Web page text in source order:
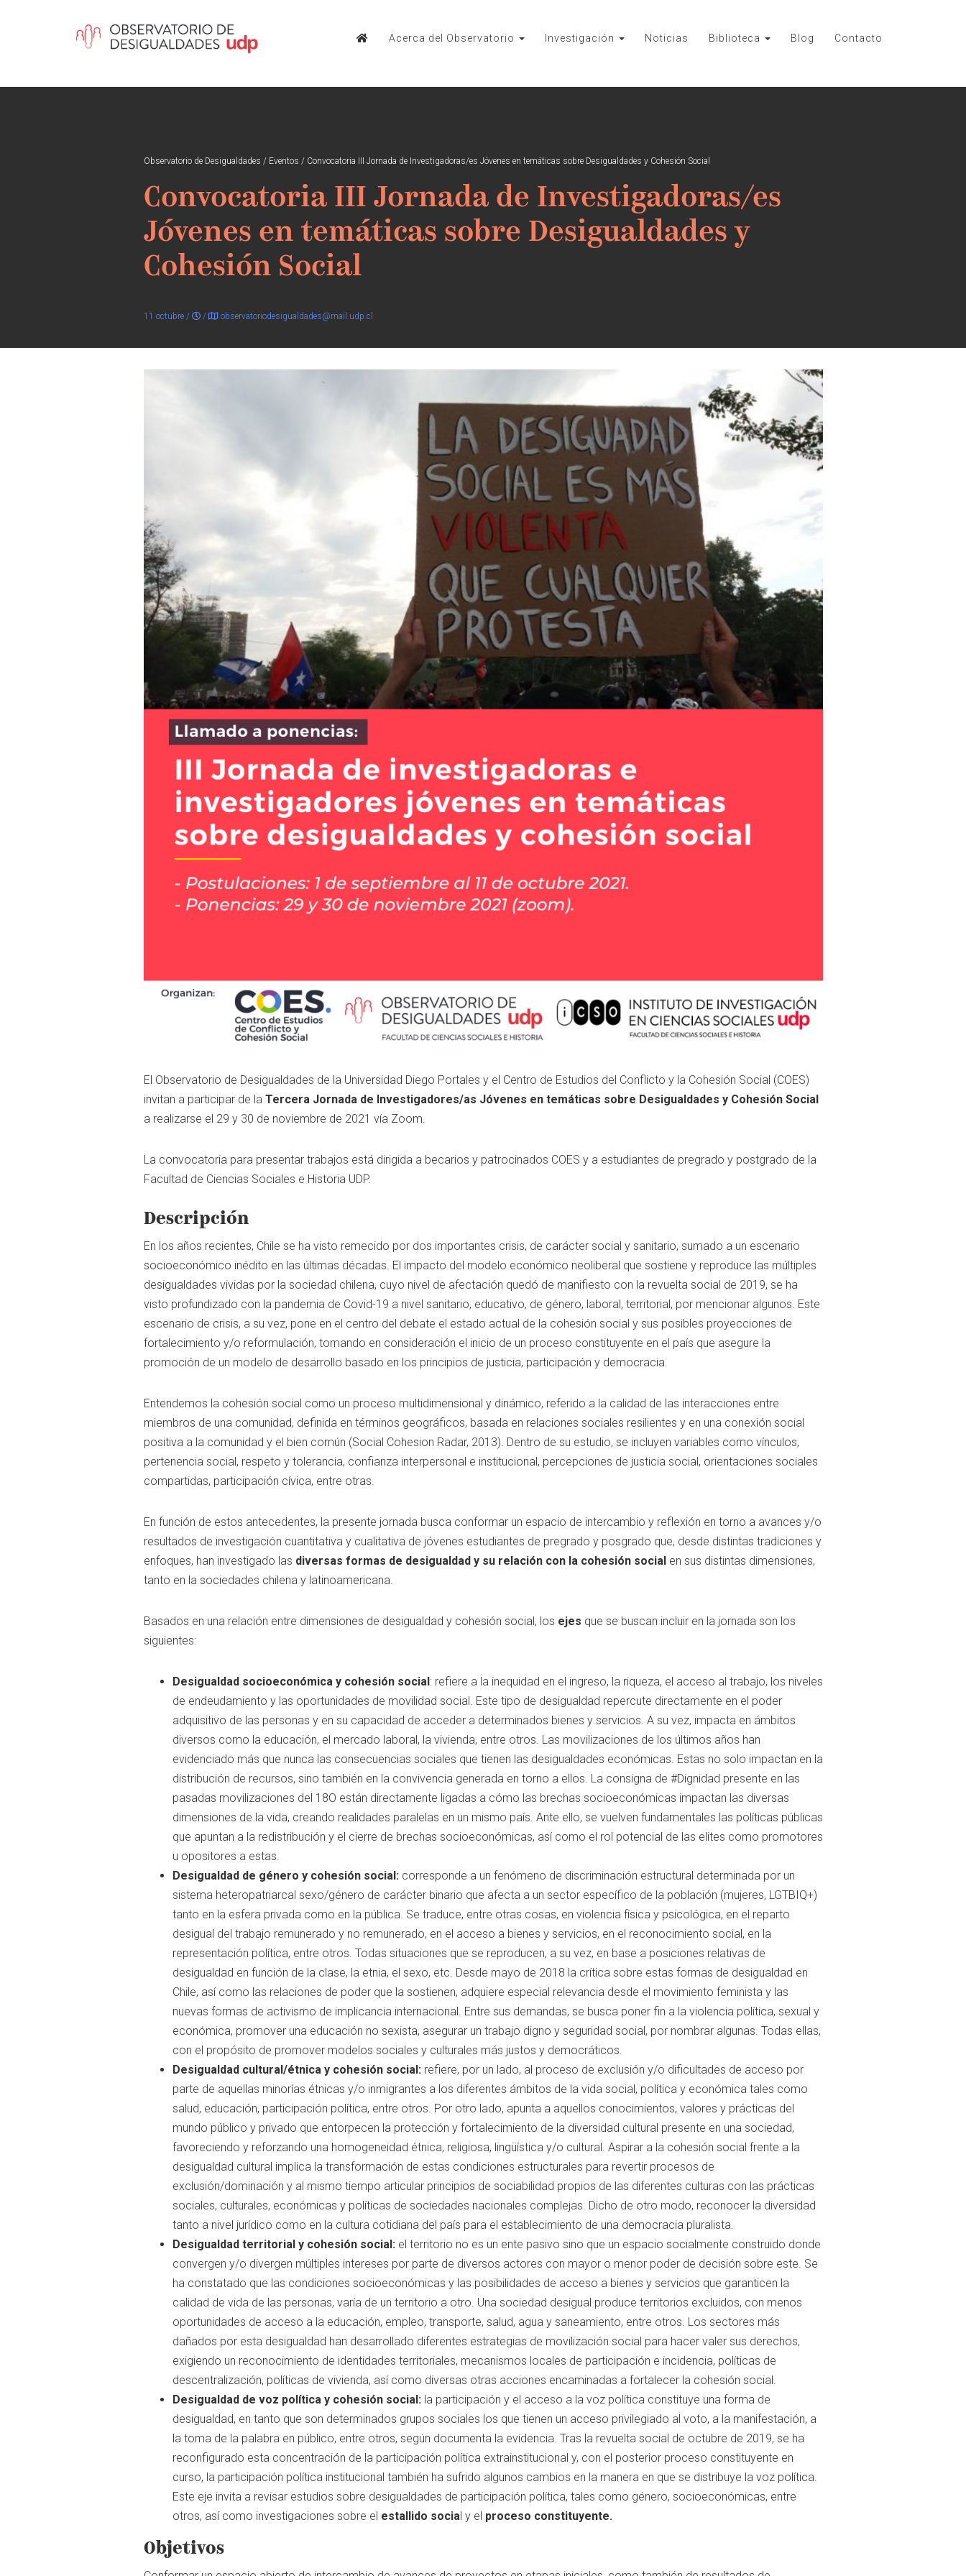
Acerca del Observatorio Investigación Noticias Biblioteca Blog Contacto
Observatorio de Desigualdades / Eventos / Convocatoria III Jornada de Investigadoras/es Jóvenes en temáticas sobre Desigualdades y Cohesión Social
Convocatoria III Jornada de Investigadoras/es
Jóvenes en temáticas sobre Desigualdades y
Cohesión Social
11 octubre / / observatoriodesigualdades@mail.udp.cl
El Observatorio de Desigualdades de la Universidad Diego Portales y el Centro de Estudios del Conflicto y la Cohesión Social (COES)
invitan a participar de la Tercera Jornada de Investigadores/as Jóvenes en temáticas sobre Desigualdades y Cohesión Social
a realizarse el 29 y 30 de noviembre de 2021 vía Zoom.
La convocatoria para presentar trabajos está dirigida a becarios y patrocinados COES y a estudiantes de pregrado y postgrado de la
Facultad de Ciencias Sociales e Historia UDP.
Descripción
En los años recientes, Chile se ha visto remecido por dos importantes crisis, de carácter social y sanitario, sumado a un escenario
socioeconómico inédito en las últimas décadas. El impacto del modelo económico neoliberal que sostiene y reproduce las múltiples
desigualdades vividas por la sociedad chilena, cuyo nivel de afectación quedó de manifiesto con la revuelta social de 2019, se ha
visto profundizado con la pandemia de Covid-19 a nivel sanitario, educativo, de género, laboral, territorial, por mencionar algunos. Este
escenario de crisis, a su vez, pone en el centro del debate el estado actual de la cohesión social y sus posibles proyecciones de
fortalecimiento y/o reformulación, tomando en consideración el inicio de un proceso constituyente en el país que asegure la
promoción de un modelo de desarrollo basado en los principios de justicia, participación y democracia.
Entendemos la cohesión social como un proceso multidimensional y dinámico, referido a la calidad de las interacciones entre
miembros de una comunidad, definida en términos geográficos, basada en relaciones sociales resilientes y en una conexión social
positiva a la comunidad y el bien común (Social Cohesion Radar, 2013). Dentro de su estudio, se incluyen variables como vínculos,
pertenencia social, respeto y tolerancia, confianza interpersonal e institucional, percepciones de justicia social, orientaciones sociales
compartidas, participación cívica, entre otras.
En función de estos antecedentes, la presente jornada busca conformar un espacio de intercambio y reflexión en torno a avances y/o
resultados de investigación cuantitativa y cualitativa de jóvenes estudiantes de pregrado y posgrado que, desde distintas tradiciones y
enfoques, han investigado las diversas formas de desigualdad y su relación con la cohesión social en sus distintas dimensiones,
tanto en la sociedades chilena y latinoamericana.
Basados en una relación entre dimensiones de desigualdad y cohesión social, los ejes que se buscan incluir en la jornada son los
siguientes:
Desigualdad socioeconómica y cohesión social: refiere a la inequidad en el ingreso, la riqueza, el acceso al trabajo, los niveles
de endeudamiento y las oportunidades de movilidad social. Este tipo de desigualdad repercute directamente en el poder
adquisitivo de las personas y en su capacidad de acceder a determinados bienes y servicios. A su vez, impacta en ámbitos
diversos como la educación, el mercado laboral, la vivienda, entre otros. Las movilizaciones de los últimos años han
evidenciado más que nunca las consecuencias sociales que tienen las desigualdades económicas. Estas no solo impactan en la
distribución de recursos, sino también en la convivencia generada en torno a ellos. La consigna de #Dignidad presente en las
pasadas movilizaciones del 18O están directamente ligadas a cómo las brechas socioeconómicas impactan las diversas
dimensiones de la vida, creando realidades paralelas en un mismo país. Ante ello, se vuelven fundamentales las políticas públicas
que apuntan a la redistribución y el cierre de brechas socioeconómicas, así como el rol potencial de las elites como promotores
u opositores a estas.
Desigualdad de género y cohesión social:corresponde a un fenómeno de discriminación estructural determinada por un
sistema heteropatriarcal sexo/género de carácter binario que afecta a un sector específico de la población (mujeres, LGTBIQ+)
tanto en la esfera privada como en la pública. Se traduce, entre otras cosas, en violencia física y psicológica, en el reparto
desigual del trabajo remunerado y no remunerado, en el acceso a bienes y servicios, en el reconocimiento social, en la
representación política, entre otros. Todas situaciones que se reproducen, a su vez, en base a posiciones relativas de
desigualdad en función de la clase, la etnia, el sexo, etc. Desde mayo de 2018 la crítica sobre estas formas de desigualdad en
Chile, así como las relaciones de poder que la sostienen, adquiere especial relevancia desde el movimiento feminista y las
nuevas formas de activismo de implicancia internacional. Entre sus demandas, se busca poner fin a la violencia política, sexual y
económica, promover una educación no sexista, asegurar un trabajo digno y seguridad social, por nombrar algunas. Todas ellas,
con el propósito de promover modelos sociales y culturales más justos y democráticos.
Desigualdad cultural/étnica y cohesión social:refiere, por un lado, al proceso de exclusión y/o dificultades de acceso por
parte de aquellas minorías étnicas y/o inmigrantes a los diferentes ámbitos de la vida social, política y económica tales como
salud, educación, participación política, entre otros. Por otro lado, apunta a aquellos conocimientos, valores y prácticas del
mundo público y privado que entorpecen la protección y fortalecimiento de la diversidad cultural presente en una sociedad,
favoreciendo y reforzando una homogeneidad étnica, religiosa, lingüística y/o cultural. Aspirar a la cohesión social frente a la
desigualdad cultural implica la transformación de estas condiciones estructurales para revertir procesos de
exclusión/dominación y al mismo tiempo articular principios de sociabilidad propios de las diferentes culturas con las prácticas
sociales, culturales, económicas y políticas de sociedades nacionales complejas. Dicho de otro modo, reconocer la diversidad
tanto a nivel jurídico como en la cultura cotidiana del país para el establecimiento de una democracia pluralista.
Desigualdad territorial y cohesión social: el territorio no es un ente pasivo sino que un espacio socialmente construido donde
convergen y/o divergen múltiples intereses por parte de diversos actores con mayor o menor poder de decisión sobre este. Se
ha constatado que las condiciones socioeconómicas y las posibilidades de acceso a bienes y servicios que garanticen la
calidad de vida de las personas, varía de un territorio a otro. Una sociedad desigual produce territorios excluidos, con menos
oportunidades de acceso a la educación, empleo, transporte, salud, agua y saneamiento, entre otros. Los sectores más
dañados por esta desigualdad han desarrollado diferentes estrategias de movilización social para hacer valer sus derechos,
exigiendo un reconocimiento de identidades territoriales, mecanismos locales de participación e incidencia, políticas de
descentralización, políticas de vivienda, así como diversas otras acciones encaminadas a fortalecer la cohesión social.
Desigualdad de voz política y cohesión social: la participación y el acceso a la voz política constituye una forma de
desigualdad, en tanto que son determinados grupos sociales los que tienen un acceso privilegiado al voto, a la manifestación, a
la toma de la palabra en público, entre otros, según documenta la evidencia. Tras la revuelta social de octubre de 2019, se ha
reconfigurado esta concentración de la participación política extrainstitucional y, con el posterior proceso constituyente en
curso, la participación política institucional también ha sufrido algunos cambios en la manera en que se distribuye la voz política.
Este eje invita a revisar estudios sobre desigualdades de participación política, tales como género, socioeconómicas, entre
otros, así como investigaciones sobre el estallido social y el proceso constituyente.
Objetivos